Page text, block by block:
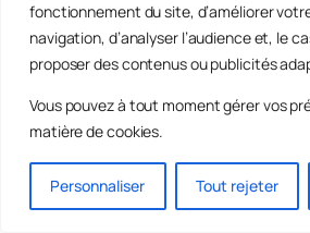
fonctionnement du site, d’améliorer
navigation, d’analyser l’audience et, le
proposer des contenus ou publicités
Vous pouvez à tout moment gérer vos
matière de cookies.
Personnaliser Tout rejeter
Divorcer à l’amiable
maison à Paris
maison à Paris
Divorcer à l’amiable